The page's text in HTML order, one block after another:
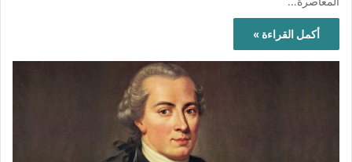
أكمل القراءة »